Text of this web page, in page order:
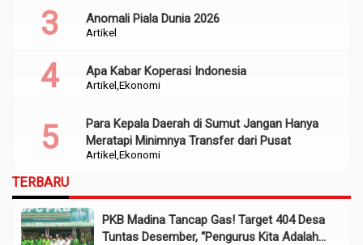
Artikel
Anomali Piala Dunia 2026
Artikel Ekonomi
Apa Kabar Koperasi Indonesia
Artikel Ekonomi
Para Kepala Daerah di Sumut Jangan Hanya
Meratapi Minimnya Transfer dari Pusat
TERBARU
PKB Madina Tancap Gas! Target 404 Desa
Tuntas Desember, “Pengurus Kita Adalah